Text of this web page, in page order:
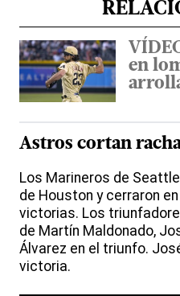
en
Astros cortan
Los Marineros de
de Houston y cerraron
victorias. Los
de Martín Maldonado,
Álvarez en el triunfo.
victoria.